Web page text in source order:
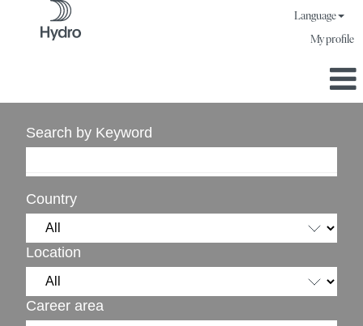
Language
My profile
Search by Keyword
Country
Location
Career area